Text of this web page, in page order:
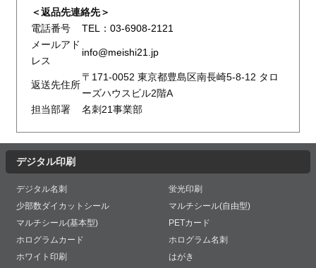
＜返品先連絡先＞
電話番号
TEL：03-6908-2121
メールアド
レス
info@meishi21.jp
返送先住所
〒171-0052 東京都豊島区南長崎5-8-12 タロ
ーズハウスビル2階A
担当部署
名刺21事業部
デジタル印刷
デジタル名刺
蛍光印刷
少部数ダイカットシール
マルチシール(自由型)
マルチシール(基本型)
PETカード
ホログラムカード
ホログラム名刺
ホワイト印刷
はがき